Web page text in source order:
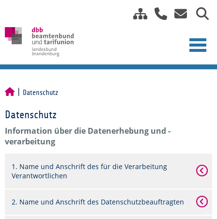
Datenschutz
Datenschutz
Information über die Datenerhebung und -
verarbeitung
1. Name und Anschrift des für die Verarbeitung
Verantwortlichen
2. Name und Anschrift des Datenschutzbeauftragten